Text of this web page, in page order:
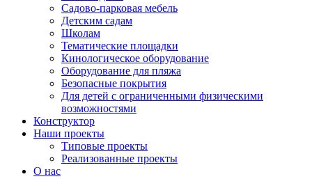
Качели балансирные
Качалки на пружине
Качели
Песочницы
Песочные городки
Детские столики и скамьи
Домики-беседки
Теневые навесы и сцены
Развивающие игровые элементы
ПДД для детей
Спортивное оборудование
Кинологическое оборудование
Оборудование для пляжа
Садово-парковая мебель
Детским садам
Школам
Тематические площадки
Кинологическое оборудование
Оборудование для пляжа
Безопасные покрытия
Для детей с ограниченными физическими
возможностями
Конструктор
Наши проекты
Типовые проекты
Реализованные проекты
О нас